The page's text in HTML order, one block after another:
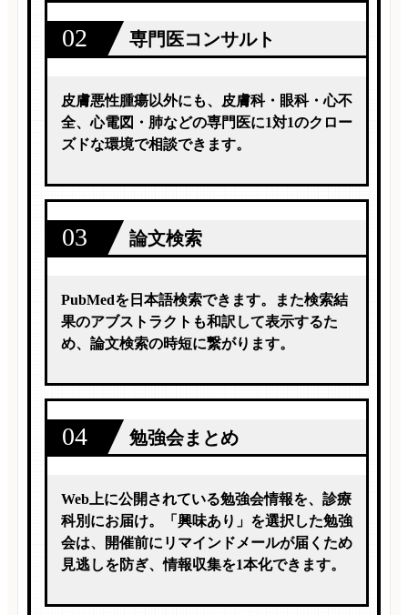
02 専門医コンサルト
皮膚悪性腫瘍以外にも、皮膚科・眼科・心不
全、心電図・肺などの専門医に1対1のクロー
ズドな環境で相談できます。
03 論文検索
PubMedを日本語検索できます。また検索結
果のアブストラクトも和訳して表示するた
め、論文検索の時短に繋がります。
04 勉強会まとめ
Web上に公開されている勉強会情報を、診療
科別にお届け。「興味あり」を選択した勉強
会は、開催前にリマインドメールが届くため
見逃しを防ぎ、情報収集を1本化できます。